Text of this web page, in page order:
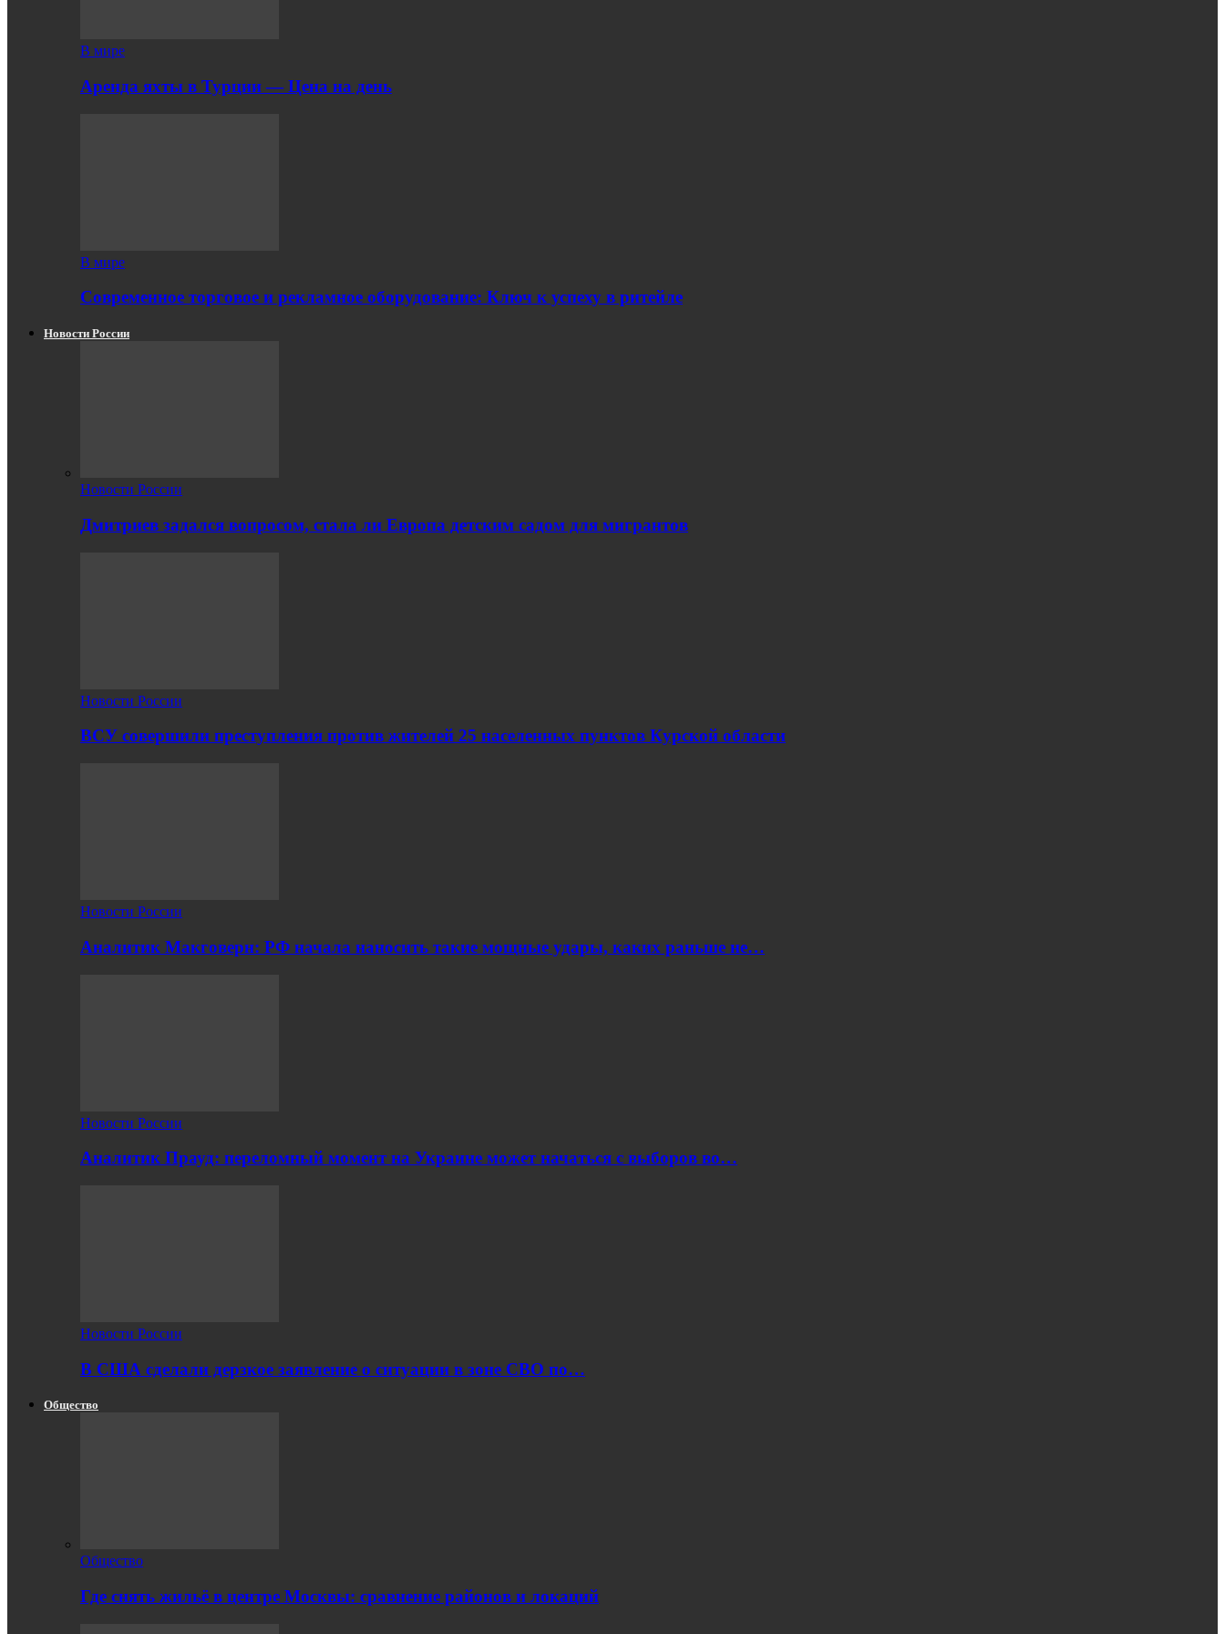
В мире
Аренда яхты в Турции — Цена на день
В мире
Современное торговое и рекламное оборудование: Ключ к успеху в ритейле
Новости России
Новости России
Дмитриев задался вопросом, стала ли Европа детским садом для мигрантов
Новости России
ВСУ совершили преступления против жителей 25 населенных пунктов Курской области
Новости России
Аналитик Макговерн: РФ начала наносить такие мощные удары, каких раньше не…
Новости России
Аналитик Прауд: переломный момент на Украине может начаться с выборов во…
Новости России
В США сделали дерзкое заявление о ситуации в зоне СВО по…
Общество
Общество
Где снять жильё в центре Москвы: сравнение районов и локаций